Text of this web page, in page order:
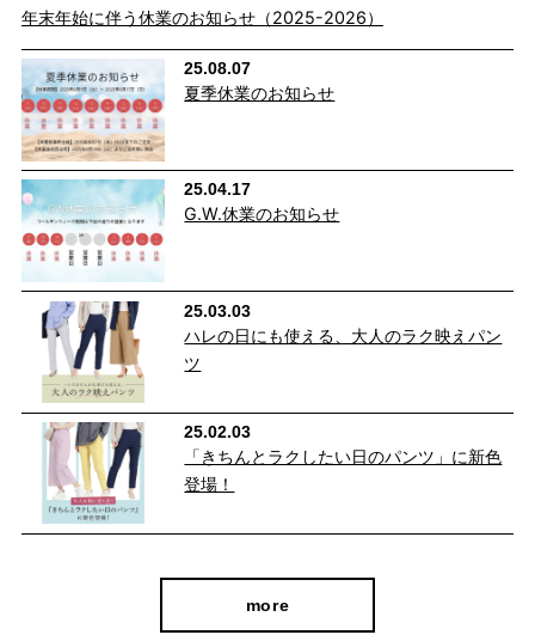
年末年始に伴う休業のお知らせ（2025-2026）
25.08.07
夏季休業のお知らせ
25.04.17
G.W.休業のお知らせ
25.03.03
ハレの日にも使える、大人のラク映えパン
ツ
25.02.03
「きちんとラクしたい日のパンツ」に新色
登場！
more